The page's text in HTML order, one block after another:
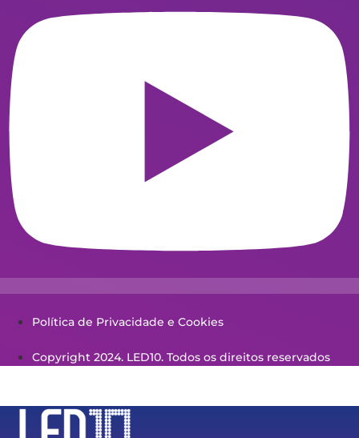
Política de Privacidade e Cookies
Copyright 2024. LED10. Todos os direitos reservados